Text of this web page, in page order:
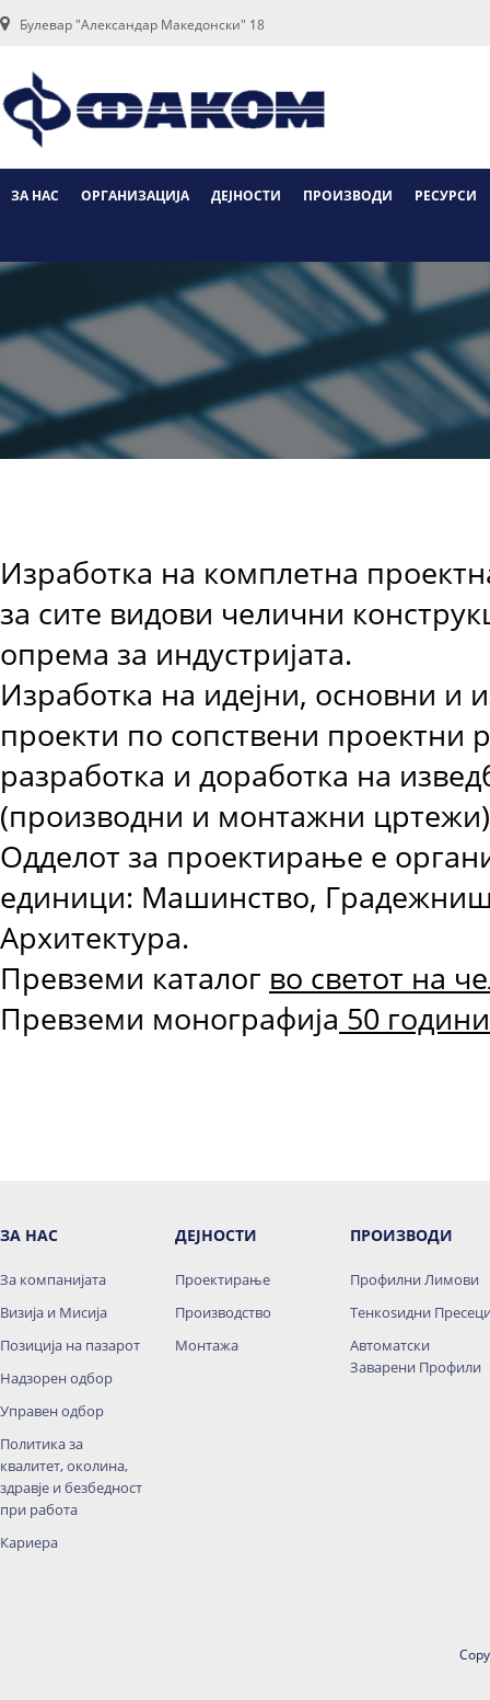
Булевар "Александар Македонски" 18
ЗА НАС ОРГАНИЗАЦИЈА ДЕЈНОСТИ ПРОИЗВОДИ РЕСУРСИ
Изработка на комплетна
за сите видови челични
опрема за индустријата.
Изработка на идејни, основни и
проекти по сопствени проектни
разработка и доработка на
(производни и монтажни
Одделот за проектирање е
единици: Машинство,
Архитектура.
Превземи каталог во светот на
Превземи монографија 50
ЗА НАС
За компанијата
Визија и Мисија
Позиција на пазарот
Надзорен одбор
Управен одбор
Политика за
квалитет, околина,
здравје и безбедност
при работа
Кариера
ДЕЈНОСТИ
Проектирање
Производство
Монтажа
ПРОИЗВОДИ
Профилни Лимови
Тенкоѕидни
Автоматски
Заварени Профили